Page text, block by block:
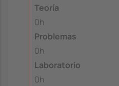
Teoría
0h
Problemas
0h
Laboratorio
0h